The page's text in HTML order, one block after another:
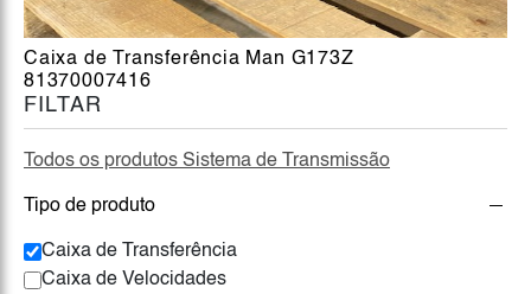
FILTAR
Todos os produtos Sistema de Transmissão
Tipo de produto
Caixa de Transferência
Caixa de Velocidades
Caixa de Transferência Man G173Z
81370007416